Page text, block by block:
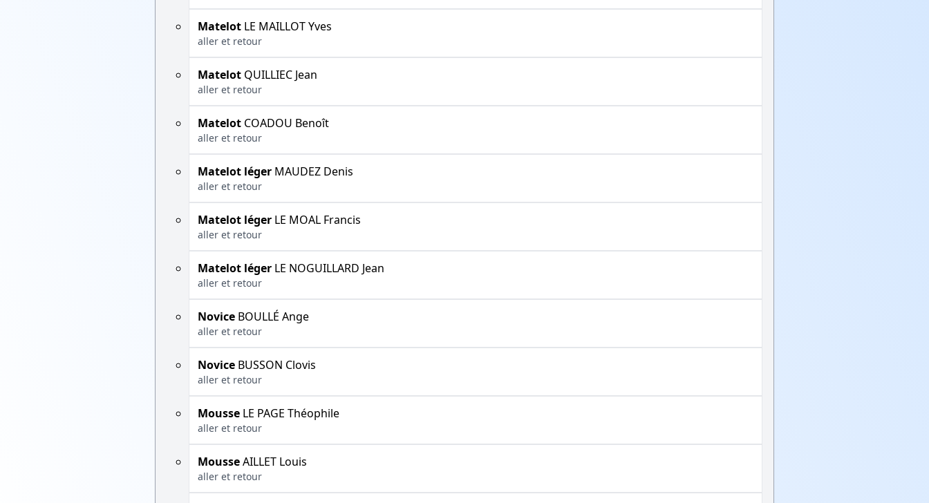
Matelot LE MAILLOT Yves
aller et retour
Matelot QUILLIEC Jean
aller et retour
Matelot COADOU Benoît
aller et retour
Matelot léger MAUDEZ Denis
aller et retour
Matelot léger LE MOAL Francis
aller et retour
Matelot léger LE NOGUILLARD Jean
aller et retour
Novice BOULLÉ Ange
aller et retour
Novice BUSSON Clovis
aller et retour
Mousse LE PAGE Théophile
aller et retour
MousseAILLET Louis
aller et retour